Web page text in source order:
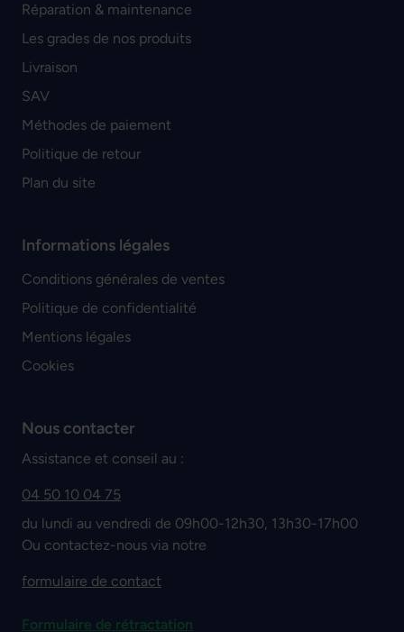
Réparation & maintenance
Les grades de nos produits
Livraison
SAV
Méthodes de paiement
Politique de retour
Plan du site
Informations légales
Conditions générales de ventes
Politique de confidentialité
Mentions légales
Cookies
Nous contacter
Assistance et conseil au :
04 50 10 04 75
du lundi au vendredi de 09h00-12h30, 13h30-17h00
Ou contactez-nous via notre
formulaire de contact
Formulaire de rétractation